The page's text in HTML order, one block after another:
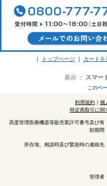
トップページ カートを
表示 ： スマー
このペ
利用規約
個
特定商取引に関
高度管理医療機器等販売業許可番号及び有
効期間
所在地、相談時及び緊急時の連絡先
管理者